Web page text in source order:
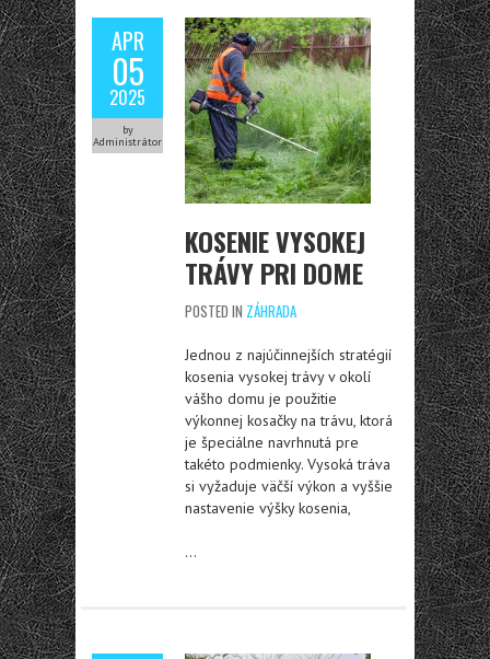
APR
05
2025
by
Administrátor
KOSENIE VYSOKEJ
TRÁVY PRI DOME
POSTED IN ZÁHRADA
Jednou z najúčinnejších stratégií
kosenia vysokej trávy v okolí
vášho domu je použitie
výkonnej kosačky na trávu, ktorá
je špeciálne navrhnutá pre
takéto podmienky. Vysoká tráva
si vyžaduje väčší výkon a vyššie
nastavenie výšky kosenia,
…